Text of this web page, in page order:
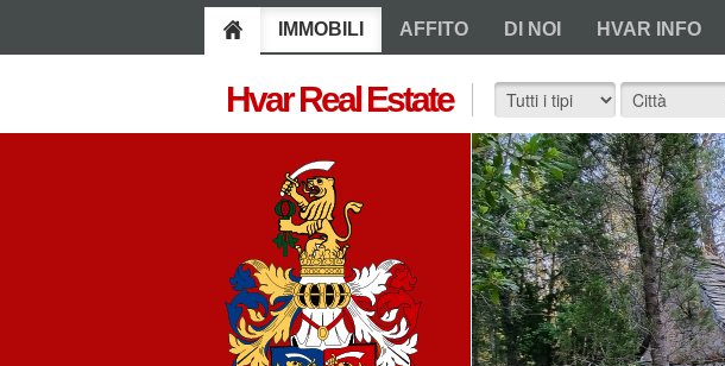
IMMOBILI AFFITO DI NOI HVAR INFO
Hvar Real Estate